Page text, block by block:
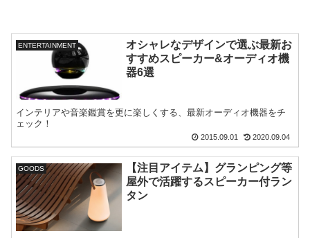
ENTERTAINMENT
オシャレなデザインで選ぶ最新お
すすめスピーカー&オーディオ機
器6選
インテリアや音楽鑑賞を更に楽しくする、最新オーディオ機器をチ
ェック！
2015.09.01 2020.09.04
GOODS
【注目アイテム】グランピング等
屋外で活躍するスピーカー付ラン
タン